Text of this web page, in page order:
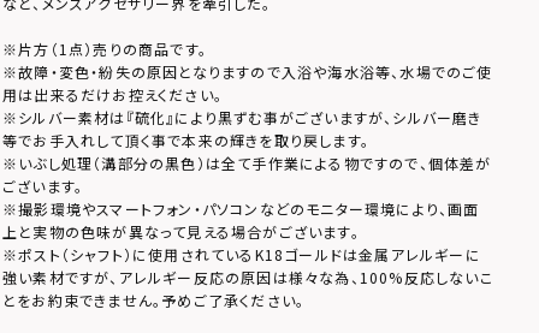
※片方（1点）売りの商品です。
※故障・変色・紛失の原因となりますので入浴や海水浴等、水場でのご使
用は出来るだけお控えください。
※シルバー素材は『硫化』により黒ずむ事がございますが、シルバー磨き
等でお手入れして頂く事で本来の輝きを取り戻します。
※いぶし処理（溝部分の黒色）は全て手作業による物ですので、個体差が
ございます。
※撮影環境やスマートフォン・パソコンなどのモニター環境により、画面
上と実物の色味が異なって見える場合がございます。
※ポスト（シャフト）に使用されているK18ゴールドは金属アレルギーに
強い素材ですが、アレルギー反応の原因は様々な為、100%反応しないこ
とをお約束できません。予めご了承ください。